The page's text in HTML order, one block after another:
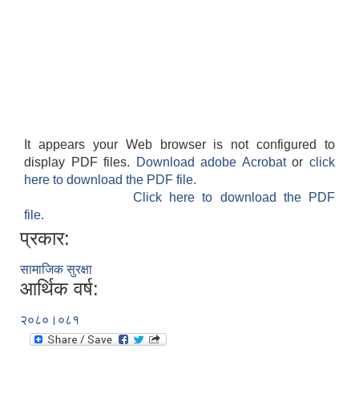
It appears your Web browser is not configured to
display PDF files.
Download adobe Acrobatorclick
here to download the PDF file.
Click here to download the PDF
file.
प्रकार:
सामाजिक सुरक्षा
आर्थिक वर्ष:
२०८०।०८१